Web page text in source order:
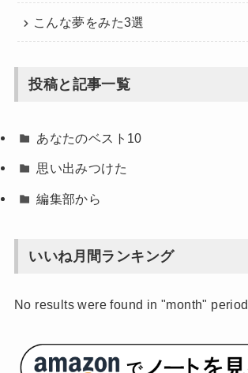
こんな夢をみた3選
投稿と記事一覧
あなたのベスト10
思い出みつけた
編集部から
いいね月間ランキング
No results were found in "month" period